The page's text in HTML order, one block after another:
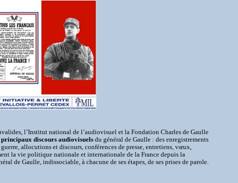
l’Institut national de l’audiovisuel et la Fondation Charles de Gaulle
principaux discours audiovisuels du général de Gaulle : des enregistrements
allocutions et discours, conférences de presse, entretiens, vœux,
la vie politique nationale et internationale de la France depuis la
de Gaulle, indissociable, à chacune de ses étapes, de ses prises de parole.